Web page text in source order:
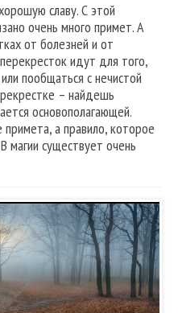
славу. С этой
очень много примет. А
от болезней и от
идут для того,
пообщаться с нечистой
– найдешь
основополагающей.
а правило, которое
магии существует очень